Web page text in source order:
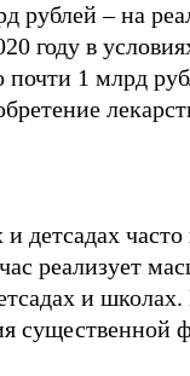
рублей – на
году в
почти 1 млрд
детсадах
реализует
и
существенной